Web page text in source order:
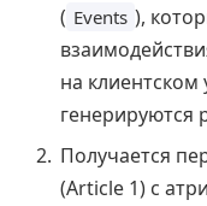
( Events ),
на
Получается
(Article 1) с